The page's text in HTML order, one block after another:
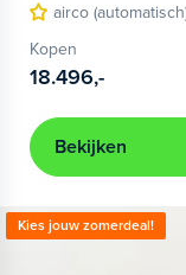
airco
Kopen
18.496,-
Bekijken
Kies jouw zomerdeal!